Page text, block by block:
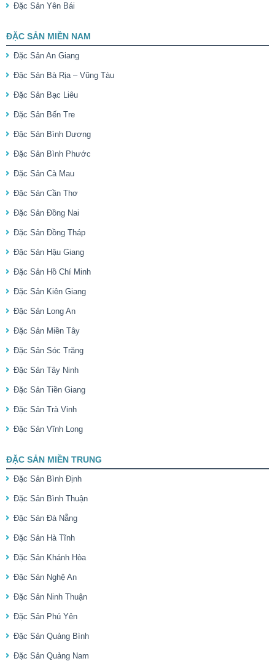
Đặc Sản Yên Bái
ĐẶC SẢN MIỀN NAM
Đặc Sản An Giang
Đặc Sản Bà Rịa – Vũng Tàu
Đặc Sản Bạc Liêu
Đặc Sản Bến Tre
Đặc Sản Bình Dương
Đặc Sản Bình Phước
Đặc Sản Cà Mau
Đặc Sản Cần Thơ
Đặc Sản Đồng Nai
Đặc Sản Đồng Tháp
Đặc Sản Hậu Giang
Đặc Sản Hồ Chí Minh
Đặc Sản Kiên Giang
Đặc Sản Long An
Đặc Sản Miền Tây
Đặc Sản Sóc Trăng
Đặc Sản Tây Ninh
Đặc Sản Tiền Giang
Đặc Sản Trà Vinh
Đặc Sản Vĩnh Long
ĐẶC SẢN MIỀN TRUNG
Đặc Sản Bình Định
Đặc Sản Bình Thuận
Đặc Sản Đà Nẵng
Đặc Sản Hà Tĩnh
Đặc Sản Khánh Hòa
Đặc Sản Nghệ An
Đặc Sản Ninh Thuận
Đặc Sản Phú Yên
Đặc Sản Quảng Bình
Đặc Sản Quảng Nam